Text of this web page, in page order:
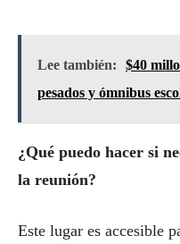
Lee también:
$40
pesados y ómnibus
¿Qué puedo hacer si
la reunión?
Este lugar es accesible